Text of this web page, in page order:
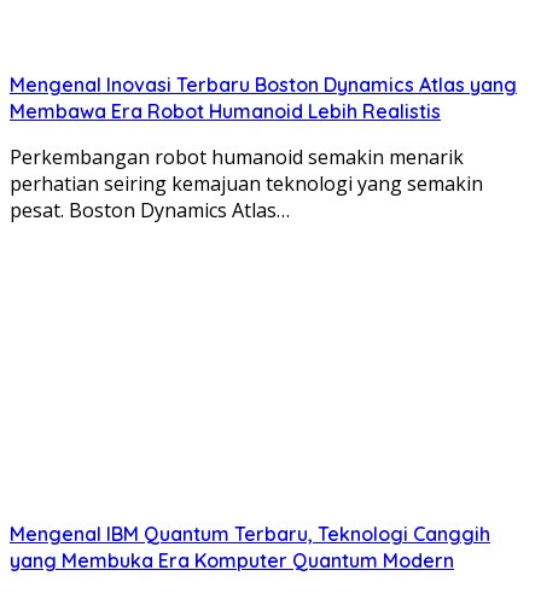
Mengenal Inovasi Terbaru Boston Dynamics Atlas yang
Membawa Era Robot Humanoid Lebih Realistis
Perkembangan robot humanoid semakin menarik
perhatian seiring kemajuan teknologi yang semakin
pesat. Boston Dynamics Atlas…
Mengenal IBM Quantum Terbaru, Teknologi Canggih
yang Membuka Era Komputer Quantum Modern